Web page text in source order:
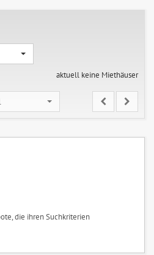
aktuell keine Miethäuser
die ihren Suchkriterien